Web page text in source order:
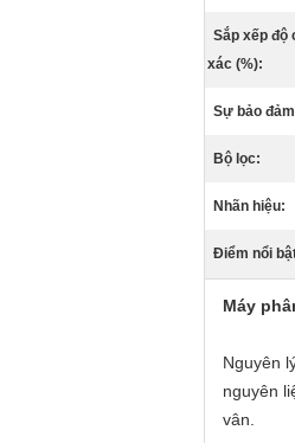
Sắp xếp độ
xác (%):
Sự bảo
Bộ lọc:
Nhãn hiệu:
Điểm nổi
Máy
Nguyên
nguyên
vân.